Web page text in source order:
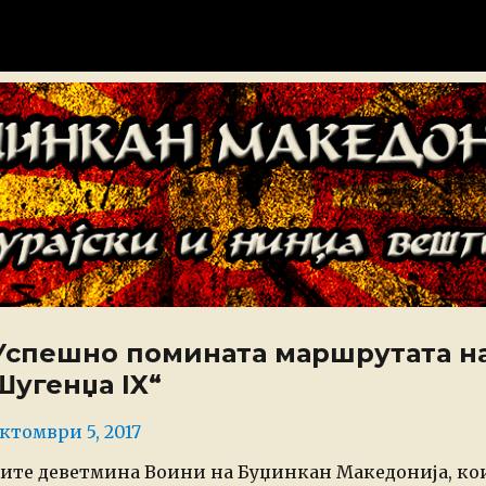
помината маршрутата
IX“
5, 2017
деветмина Воини на Буџинкан Македонија,